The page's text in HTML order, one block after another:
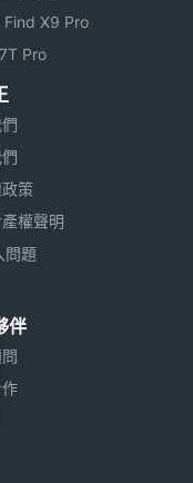
Find X9 Pro
Pro
策
權聲明
問題
伴